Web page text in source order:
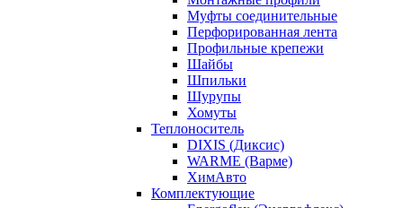
Муфты соединительные
Перфорированная лента
Профильные крепежи
Шайбы
Шпильки
Шурупы
Хомуты
Теплоноситель
DIXIS (Диксис)
WARME (Варме)
ХимАвто
Комплектующие